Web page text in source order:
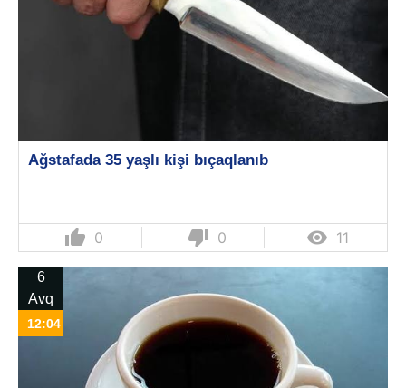
Ağstafada 35 yaşlı kişi bıçaqlanıb
thumb_up 0 thumb_down 0  11
6
Avq
12:04